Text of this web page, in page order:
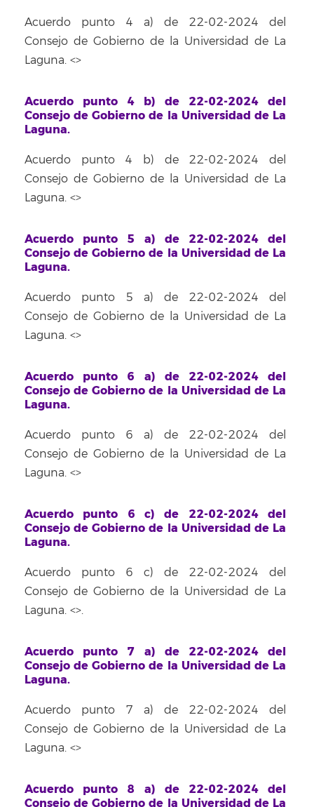
Acuerdo punto 4 a) de 22-02-2024 del
Consejo de Gobierno de la Universidad de La
Laguna. <>
Acuerdo punto 4 b) de 22-02-2024 del
Consejo de Gobierno de la Universidad de La
Laguna.
Acuerdo punto 4 b) de 22-02-2024 del
Consejo de Gobierno de la Universidad de La
Laguna. <>
Acuerdo punto 5 a) de 22-02-2024 del
Consejo de Gobierno de la Universidad de La
Laguna.
Acuerdo punto 5 a) de 22-02-2024 del
Consejo de Gobierno de la Universidad de La
Laguna. <>
Acuerdo punto 6 a) de 22-02-2024 del
Consejo de Gobierno de la Universidad de La
Laguna.
Acuerdo punto 6 a) de 22-02-2024 del
Consejo de Gobierno de la Universidad de La
Laguna. <>
Acuerdo punto 6 c) de 22-02-2024 del
Consejo de Gobierno de la Universidad de La
Laguna.
Acuerdo punto 6 c) de 22-02-2024 del
Consejo de Gobierno de la Universidad de La
Laguna. <>.
Acuerdo punto 7 a) de 22-02-2024 del
Consejo de Gobierno de la Universidad de La
Laguna.
Acuerdo punto 7 a) de 22-02-2024 del
Consejo de Gobierno de la Universidad de La
Laguna. <>
Acuerdo punto 8 a) de 22-02-2024 del
Consejo de Gobierno de la Universidad de La